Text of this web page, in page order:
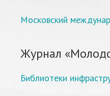
Московский
Журнал
Библиотеки